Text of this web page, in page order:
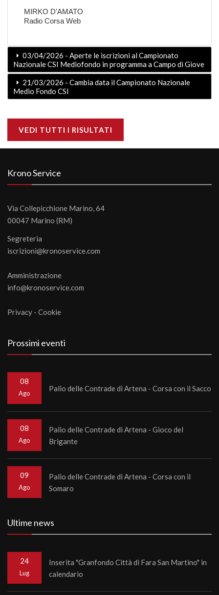
MIRKO D'AMATO
Radio Corsa Web
03/04/2026 - Aperte le iscrizioni al Campionato
Nazionale CSI Mediofondo in programma a Campo di Giove
21/03/2026 - Cambia data il Campionato Nazionale
Medio Fondo CSI
VEDI TUTTI I RISULTATI
Krono Service
Via Collepicchione Marino, 64
00047 Marino (RM)
Segreteria
iscrizioni@kronoservice.com
Amministrazione
info@kronoservice.com
Privacy - Cookie
Prossimi eventi
08
Ago
Palio delle Contrade di Artena - Corsa con il Sacco
08
Ago
Palio delle Contrade di Artena - Gioco del
Brigante
09
Ago
Palio delle Contrade di Artena - Corsa con il
Somaro
Ultime news
24
Lug
Inserita "Granfondo Città di Fara San Martino" in
calendario